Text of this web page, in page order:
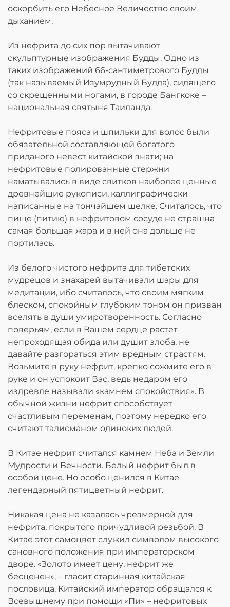
оскорбить его Небесное Величество своим
дыханием.
Из нефрита до сих пор вытачивают
скульптурные изображения Будды. Одно из
таких изображений 66-сантиметрового Будды
(так называемый Изумрудный Будда), сидящего
со скрещенными ногами, в городе Бангкоке –
национальная святыня Таиланда.
Нефритовые пояса и шпильки для волос были
обязательной составляющей богатого
приданого невест китайской знати; на
нефритовые полированные стержни
наматывались в виде свитков наиболее ценные
древнейшие рукописи, каллиграфически
написанные на тончайшем шелке. Считалось, что
пище (питию) в нефритовом сосуде не страшна
самая большая жара и в ней она дольше не
портилась.
Из белого чистого нефрита для тибетских
мудрецов и знахарей вытачивали шары для
медитации, ибо считалось, что своим мягким
блеском, спокойным глубоким тоном он призван
вселять в души умиротворенность. Согласно
поверьям, если в Вашем сердце растет
непроходящая обида или душит злоба, не
давайте разгораться этим вредным страстям.
Возьмите в руку нефрит, крепко сожмите его в
руке и он успокоит Вас, ведь недаром его
издревле называли «камнем спокойствия». В
обычной жизни нефрит способствует
счастливым переменам, поэтому нередко его
считают талисманом одиноких людей.
В Китае нефрит считался камнем Неба и Земли
Мудрости и Вечности. Белый нефрит был в
особой цене. Но особо ценился в Китае
легендарный пятицветный нефрит.
Никакая цена не казалась чрезмерной для
нефрита, покрытого причудливой резьбой. В
Китае этот самоцвет служил символом высокого
сановного положения при императорском
дворе. «Золото имеет цену, нефрит же
бесценен», – гласит старинная китайская
пословица. Китайский император обращался к
Всевышнему при помощи «Пи» – нефритовых